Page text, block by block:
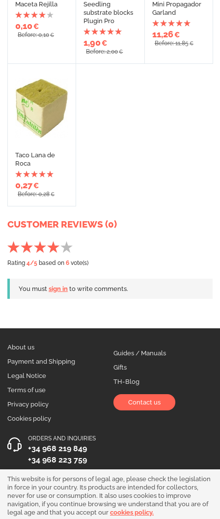
Maceta Rejilla
0,10€
Before: 0,10€
Seedling
substrate blocks
Plugin Pro
1,90€
Before: 2,00€
Mini Propagador
Garland
11,26€
Before: 11,85€
Taco Lana de
Roca
0,27€
Before: 0,28€
CUSTOMER REVIEWS (0)
Rating 4/5 based on 6 vote(s)
You must sign in to write comments.
About us
Payment and Shipping
Legal Notice
Terms of use
Privacy policy
Cookies policy
Guides / Manuals
Gifts
TH-Blog
Contact us
ORDERS AND INQUIRIES
+34 968 219 849
+34 968 223 759
OPENING HOURS
Monday to Friday 10:00 - 19:00
Follow us!
This website is for persons of legal age, please check the legislation
in force in your country. Its products are intended for collectors,
never for use or consumption. It also uses cookies to improve
navigation, if you continue browsing we understand that you are of
legal age and that you accept our cookies policy.